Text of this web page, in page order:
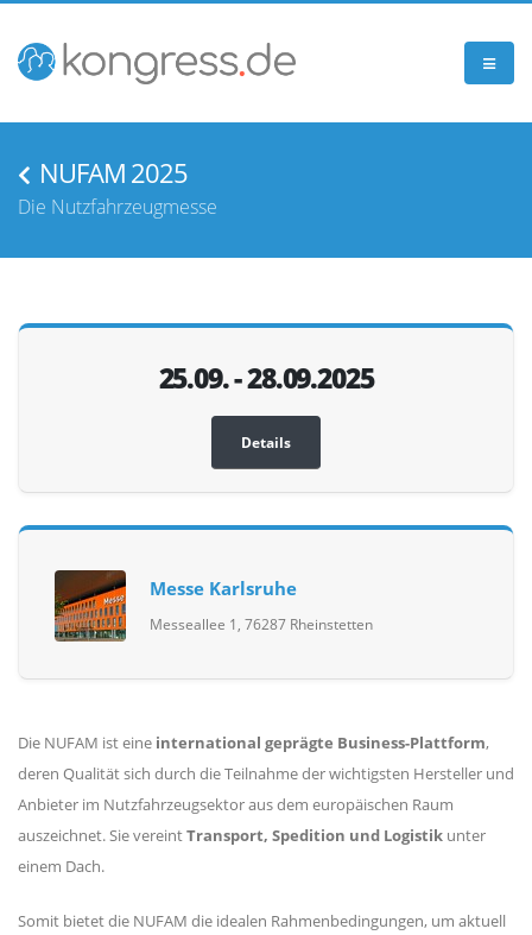
NUFAM 2025
Die Nutzfahrzeugmesse
25.09. - 28.09.2025
Details
Messe Karlsruhe
Messeallee 1, 76287 Rheinstetten
Die NUFAM ist eine international geprägte Business-Plattform,
deren Qualität sich durch die Teilnahme der wichtigsten Hersteller und
Anbieter im Nutzfahrzeugsektor aus dem europäischen Raum
auszeichnet. Sie vereintTransport, Spedition und Logistik unter
einem Dach.
Somit bietet die NUFAM die idealen Rahmenbedingungen, um aktuell